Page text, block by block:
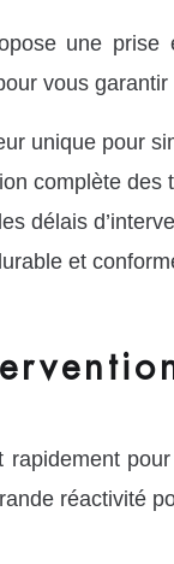
une
vous
unique pour
complète des
délais
et
rapidement
réactivité